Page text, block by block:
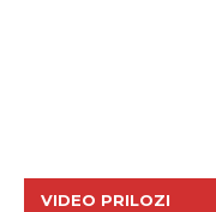
VIDEO PRILOZI